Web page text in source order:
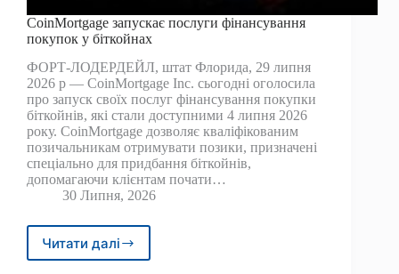
CoinMortgage запускає послуги фінансування
покупок у біткойнах
ФОРТ-ЛОДЕРДЕЙЛ, штат Флорида, 29 липня
2026 р — CoinMortgage Inc. сьогодні оголосила
про запуск своїх послуг фінансування покупки
біткойнів, які стали доступними 4 липня 2026
року. CoinMortgage дозволяє кваліфікованим
позичальникам отримувати позики, призначені
спеціально для придбання біткойнів,
допомагаючи клієнтам почати…
30 Липня, 2026
Читати даліCoinMortgage